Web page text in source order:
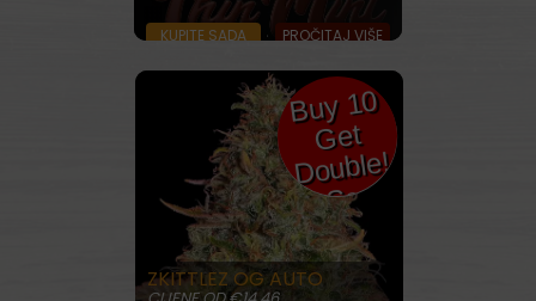
KUPITE SADA PROČITAJ VIŠE
Buy 10
Get
Double!
20
Seeds
ZKITTLEZ OG AUTO